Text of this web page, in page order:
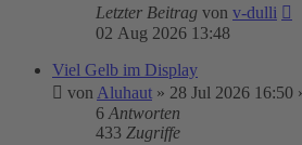
Letzter Beitrag von v-dulli
02 Aug 2026 13:48
Viel Gelb im Display
von Aluhaut » 28 Jul 2026 16:50
6 Antworten
433 Zugriffe